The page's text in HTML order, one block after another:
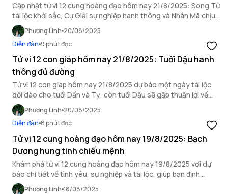
Cập nhật tử vi 12 cung hoàng đạo hôm nay 21/8/2025: Song Tử
tài lộc khởi sắc, Cự Giải sự nghiệp hanh thông và Nhân Mã chịu
ảnh hưởng bởi hung vận.
Phương Linh 20/08/2025
Diễn đàn 9 phút đọc
Tử vi 12 con giáp hôm nay 21/8/2025: Tuổi Dậu hanh
thông đủ đường
Tử vi 12 con giáp hôm nay 21/8/2025 dự báo một ngày tài lộc
dồi dào cho tuổi Dần và Tỵ, còn tuổi Dậu sẽ gặp thuận lợi về
mọi mặt.
Phương Linh 20/08/2025
Diễn đàn 8 phút đọc
Tử vi 12 cung hoàng đạo hôm nay 19/8/2025: Bạch
Dương hung tinh chiếu mệnh
Khám phá tử vi 12 cung hoàng đạo hôm nay 19/8/2025 với dự
báo chi tiết về tình yêu, sự nghiệp và tài lộc, giúp bạn định
hướng ngày mới.
Phương Linh 18/08/2025